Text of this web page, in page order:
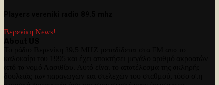
Βερενίκη News!